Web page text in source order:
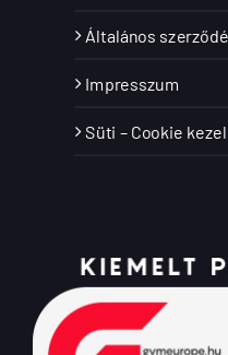
Általános
Impresszum
Süti – Cookie